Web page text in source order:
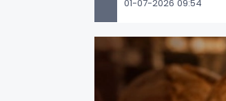
01-07-2026 09:54